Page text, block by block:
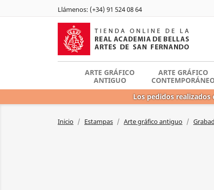
Llámenos: (+34) 91 524 08 64
ARTE GRÁFICO
ANTIGUO
ARTE GRÁFICO
Los pedidos
Inicio Estampas Arte gráfico antiguo